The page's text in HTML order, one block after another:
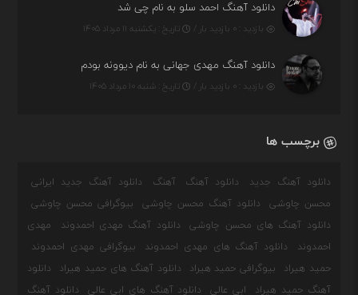
دانلود آهنگ احمد سلو به نام چی شد
بازدید : ۰ بازدید بار / تاریخ : یکشنبه ۱۱ مرداد ۱۴۰۵
دانلود آهنگ مهدی جهانی به نام دیوونه بودم
بازدید : ۰ بازدید بار / تاریخ : شنبه ۱۰ مرداد ۱۴۰۵
برچسب ها
دانلود آهنگ جدید دانلود آهنگ آهنگ
دانلود آهنگ جدید ایرانی
محسن چاوشی
دانلود آهنگ محسن چاوشی
بیوگرافی محسن چاوشی
دانلود آهنگ های محسن چاوشی
دانلود آهنگ مهدی احمدوند
مهدی
احمدوند
دانلود آهنگ های مهدی احمدوند
بیوگرافی مهدی احمدوند
حمید هیراد
بیوگرافی حمید هیراد دانلود آهنگ های حمید هیراد
دانلود
آهنگ حمید هیراد
ابی عالی دانلود آهنگ های ابی عالی دانلود آهنگ